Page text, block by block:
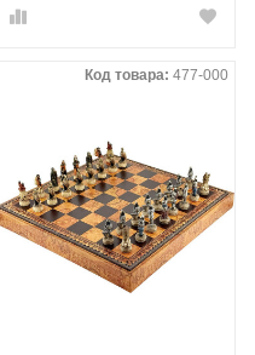
Код товара: 477-000